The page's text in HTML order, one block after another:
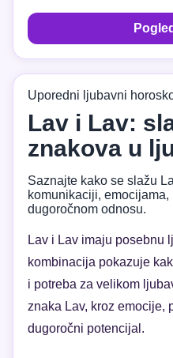
Uporedni ljubavni
Lav i Lav:
znakova u
Saznajte kako se slažu
komunikaciji,
dugoročnom odnosu.
Lav i Lav imaju posebnu
kombinacija pokazuje
i potreba za velikom
znaka Lav, kroz emocije,
dugoročni potencijal.